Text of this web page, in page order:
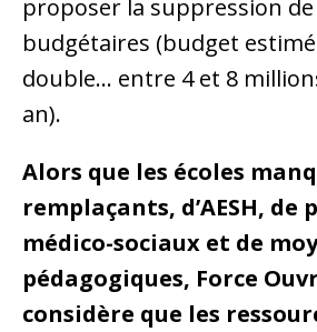
proposer la suppression
budgétaires (budget
double… entre 4 et 8
an).
Alors que les écoles
remplaçants, d’AESH, de
médico-sociaux et de
pédagogiques, Force
considère que les